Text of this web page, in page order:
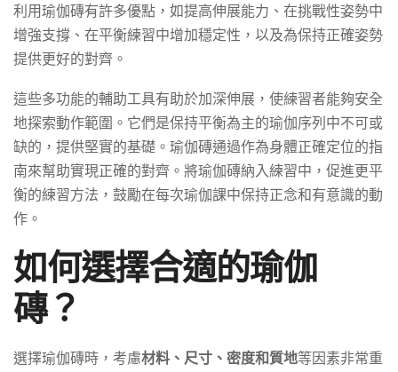
利用瑜伽磚有許多優點，如提高伸展能力、在挑戰性姿勢中
增強支撐、在平衡練習中增加穩定性，以及為保持正確姿勢
提供更好的對齊。
這些多功能的輔助工具有助於加深伸展，使練習者能夠安全
地探索動作範圍。它們是保持平衡為主的瑜伽序列中不可或
缺的，提供堅實的基礎。瑜伽磚通過作為身體正確定位的指
南來幫助實現正確的對齊。將瑜伽磚納入練習中，促進更平
衡的練習方法，鼓勵在每次瑜伽課中保持正念和有意識的動
作。
如何選擇合適的瑜伽
磚？
選擇瑜伽磚時，考慮材料、尺寸、密度和質地等因素非常重